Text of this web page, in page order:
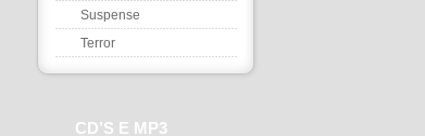
Suspense
Terror
CD’S E MP3